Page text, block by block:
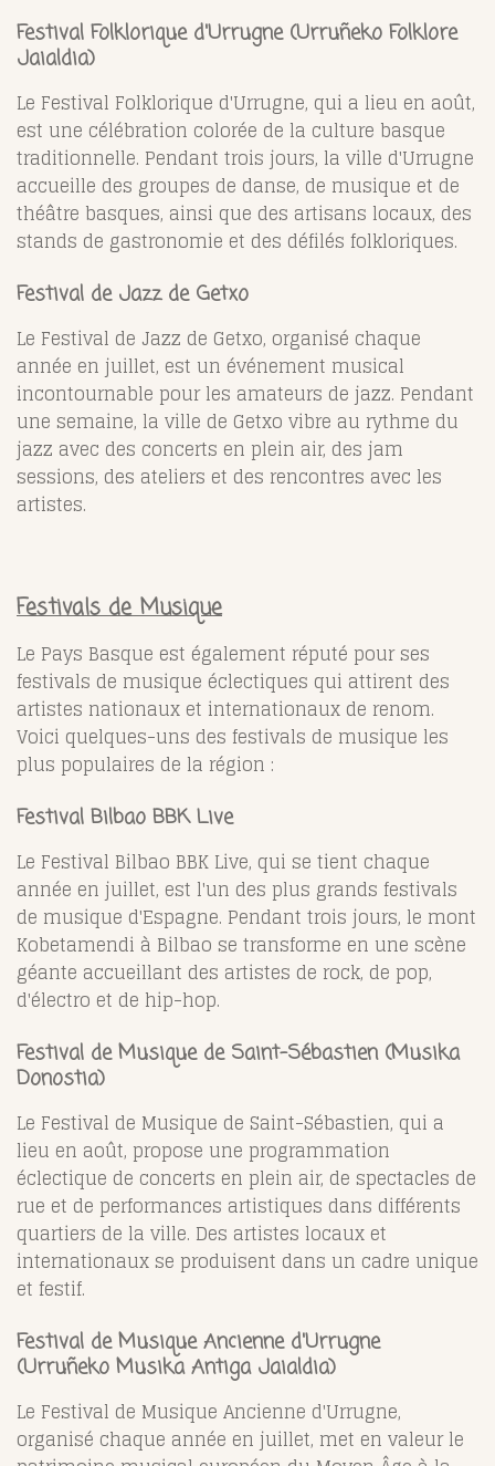
Festival Folklorique d'Urrugne (Urruñeko Folklore
Jaialdia)
Le Festival Folklorique d'Urrugne, qui a lieu en août,
est une célébration colorée de la culture basque
traditionnelle. Pendant trois jours, la ville d'Urrugne
accueille des groupes de danse, de musique et de
théâtre basques, ainsi que des artisans locaux, des
stands de gastronomie et des défilés folkloriques.
Festival de Jazz de Getxo
Le Festival de Jazz de Getxo, organisé chaque
année en juillet, est un événement musical
incontournable pour les amateurs de jazz. Pendant
une semaine, la ville de Getxo vibre au rythme du
jazz avec des concerts en plein air, des jam
sessions, des ateliers et des rencontres avec les
artistes.
Festivals de Musique
Le Pays Basque est également réputé pour ses
festivals de musique éclectiques qui attirent des
artistes nationaux et internationaux de renom.
Voici quelques-uns des festivals de musique les
plus populaires de la région :
Festival Bilbao BBK Live
Le Festival Bilbao BBK Live, qui se tient chaque
année en juillet, est l'un des plus grands festivals
de musique d'Espagne. Pendant trois jours, le mont
Kobetamendi à Bilbao se transforme en une scène
géante accueillant des artistes de rock, de pop,
d'électro et de hip-hop.
Festival de Musique de Saint-Sébastien (Musika
Donostia)
Le Festival de Musique de Saint-Sébastien, qui a
lieu en août, propose une programmation
éclectique de concerts en plein air, de spectacles de
rue et de performances artistiques dans différents
quartiers de la ville. Des artistes locaux et
internationaux se produisent dans un cadre unique
et festif.
Festival de Musique Ancienne d'Urrugne
(Urruñeko Musika Antiga Jaialdia)
Le Festival de Musique Ancienne d'Urrugne,
organisé chaque année en juillet, met en valeur le